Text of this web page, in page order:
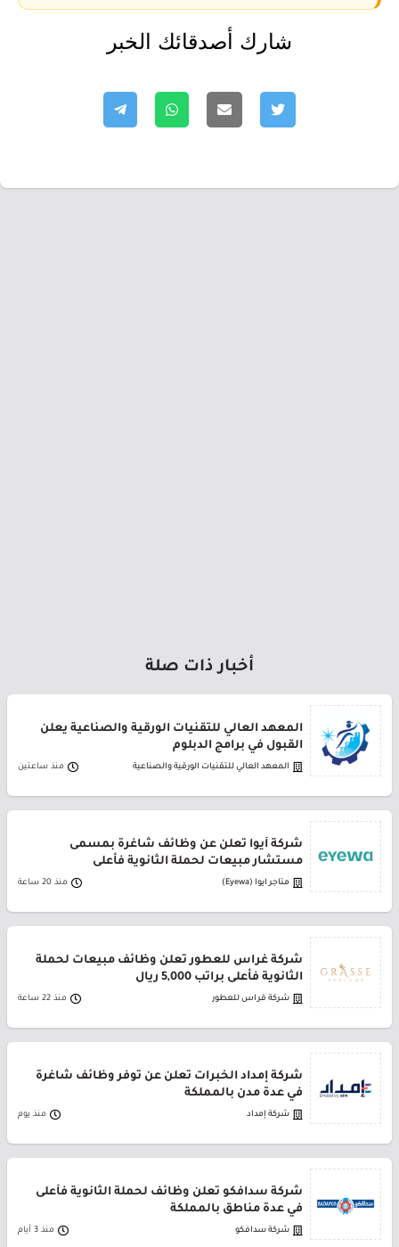
شارك أصدقائك الخبر
أخبار ذات صلة
المعهد العالي للتقنيات الورقية والصناعية يعلن
القبول في برامج الدبلوم
المعهد العالي للتقنيات الورقية والصناعية منذ ساعتين
شركة أيوا تعلن عن وظائف شاغرة بمسمى
مستشار مبيعات لحملة الثانوية فأعلى
متاجر ايوا (Eyewa) منذ 20 ساعة
شركة غراس للعطور تعلن وظائف مبيعات لحملة
الثانوية فأعلى براتب 5,000 ريال
شركة قراس للعطور منذ 22 ساعة
شركة إمداد الخبرات تعلن عن توفر وظائف شاغرة
في عدة مدن بالمملكة
شركة إمداد منذ يوم
شركة سدافكو تعلن وظائف لحملة الثانوية فأعلى
في عدة مناطق بالمملكة
شركة سدافكو منذ 3 أيام